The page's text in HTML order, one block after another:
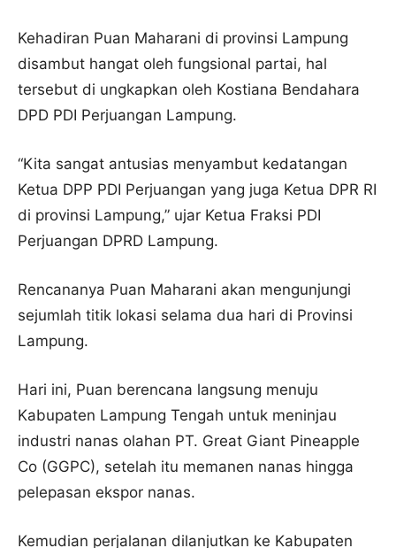
Kehadiran Puan Maharani di provinsi Lampung
disambut hangat oleh fungsional partai, hal
tersebut di ungkapkan oleh Kostiana Bendahara
DPD PDI Perjuangan Lampung.
“Kita sangat antusias menyambut kedatangan
Ketua DPP PDI Perjuangan yang juga Ketua DPR RI
di provinsi Lampung,” ujar Ketua Fraksi PDI
Perjuangan DPRD Lampung.
Rencananya Puan Maharani akan mengunjungi
sejumlah titik lokasi selama dua hari di Provinsi
Lampung.
Hari ini, Puan berencana langsung menuju
Kabupaten Lampung Tengah untuk meninjau
industri nanas olahan PT. Great Giant Pineapple
Co (GGPC), setelah itu memanen nanas hingga
pelepasan ekspor nanas.
Kemudian perjalanan dilanjutkan ke Kabupaten